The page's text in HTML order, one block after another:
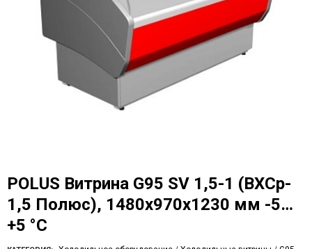
POLUS Витрина G95 SV 1,5-1 (ВХСр-
1,5 Полюс), 1480х970х1230 мм -5…
+5 °C